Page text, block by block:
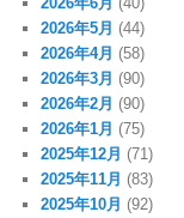
2026年5月 (44)
2026年4月 (58)
2026年3月 (90)
2026年2月 (90)
2026年1月 (75)
2025年12月 (71)
2025年11月 (83)
2025年10月 (92)